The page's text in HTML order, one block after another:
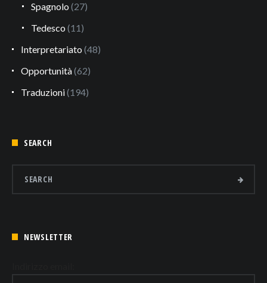
Spagnolo (27)
Tedesco (11)
Interpretariato (48)
Opportunità(62)
Traduzioni(194)
SEARCH
NEWSLETTER